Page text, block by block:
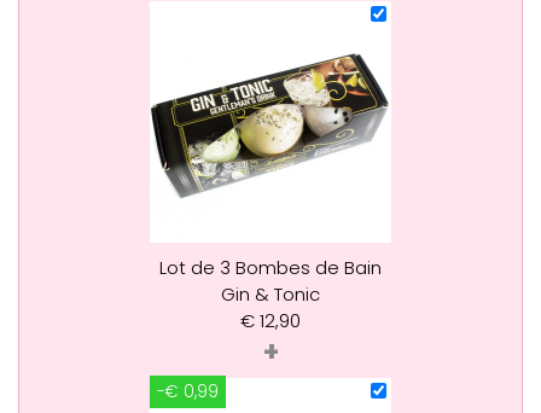
Lot de 3 Bombes de Bain
Gin & Tonic
€12,90
+
-€ 0,99